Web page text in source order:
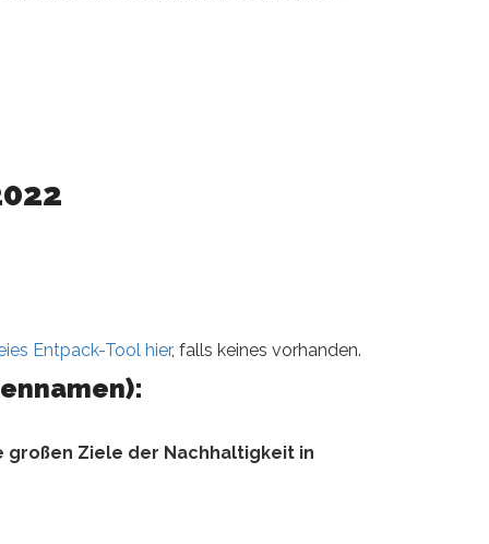
Entpack-Tool hier, falls keines vorhanden.
großen Ziele der Nachhaltigkeit in